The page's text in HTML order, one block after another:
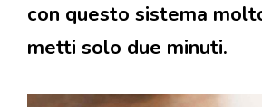
con questo sistema
metti solo due minuti.